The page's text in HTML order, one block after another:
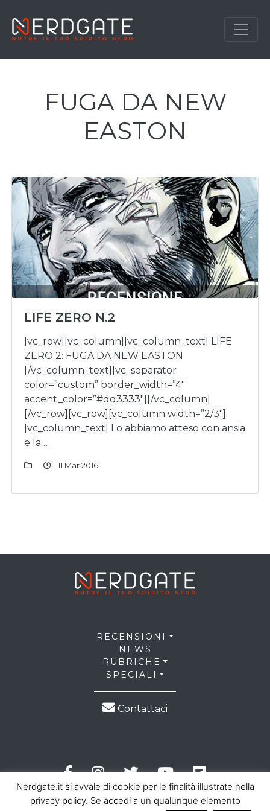
FUGA DA NEW
EASTON
LIFE ZERO N.2
[vc_row][vc_column][vc_column_text] LIFE
ZERO 2: FUGA DA NEW EASTON
[/vc_column_text][vc_separator
color=”custom” border_width=”4″
accent_color=”#dd3333″][/vc_column]
[/vc_row][vc_row][vc_column width=”2/3″]
[vc_column_text] Lo abbiamo atteso con ansia
e la …
11 Mar 2016
RECENSIONI
NEWS
RUBRICHE
SPECIALI
Contattaci
Nerdgate.it si avvale di cookie per le finalità illustrate nella
privacy policy. Se accedi a un qualunque elemento